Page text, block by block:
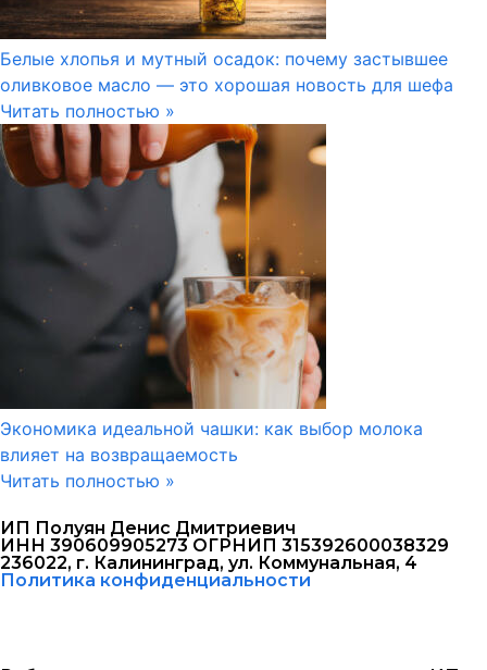
Белые хлопья и мутный осадок: почему застывшее
оливковое масло — это хорошая новость для шефа
Читать полностью »
Экономика идеальной чашки: как выбор молока
влияет на возвращаемость
Читать полностью »
ИП Полуян Денис Дмитриевич
ИНН 390609905273 ОГРНИП 315392600038329
236022, г. Калининград, ул. Коммунальная, 4
Политика конфиденциальности